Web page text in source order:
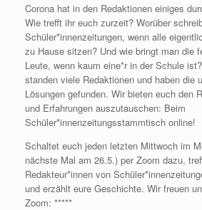
Corona hat in den Redaktionen einiges
Wie trefft ihr euch zurzeit? Worüber
Schüler*innenzeitungen, wenn alle
zu Hause sitzen? Und wie bringt man die
Leute, wenn kaum eine*r in der Schule
standen viele Redaktionen und haben die
Lösungen gefunden. Wir bieten euch den
und Erfahrungen auszutauschen: Beim
Schüler*innenzeitungsstammtisch online!
Schaltet euch jeden letzten Mittwoch im
nächste Mal am 26.5.) per Zoom dazu,
Redakteur*innen von
und erzählt eure Geschichte. Wir freuen
Zoom: *****